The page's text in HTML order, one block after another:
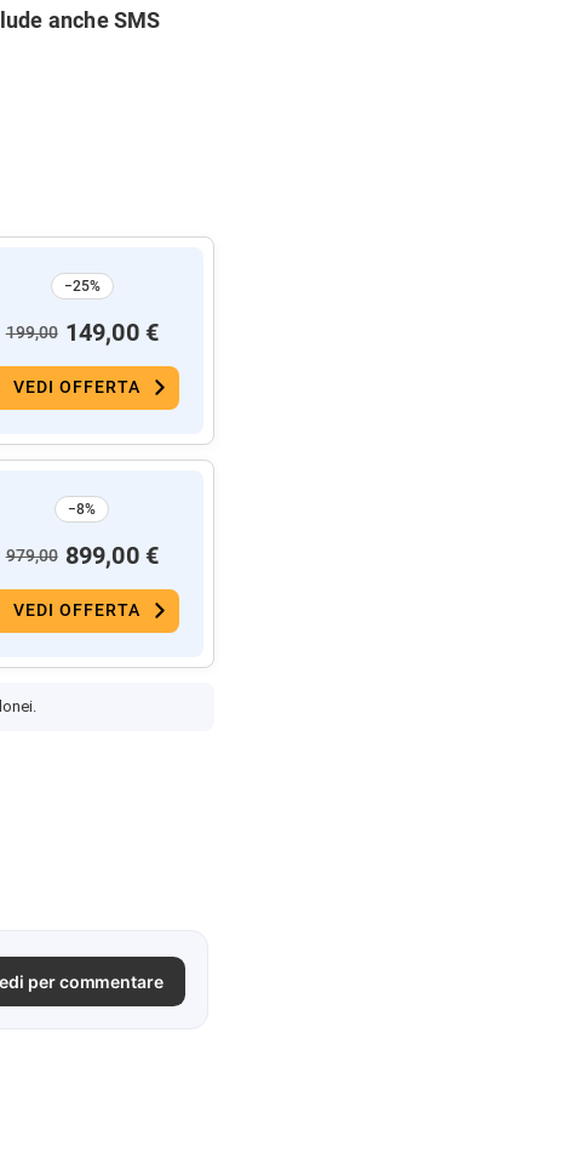
anche SMS
−25%
199,00 149,00 €
VEDI OFFERTA
−8%
979,00 899,00 €
VEDI OFFERTA
per commentare